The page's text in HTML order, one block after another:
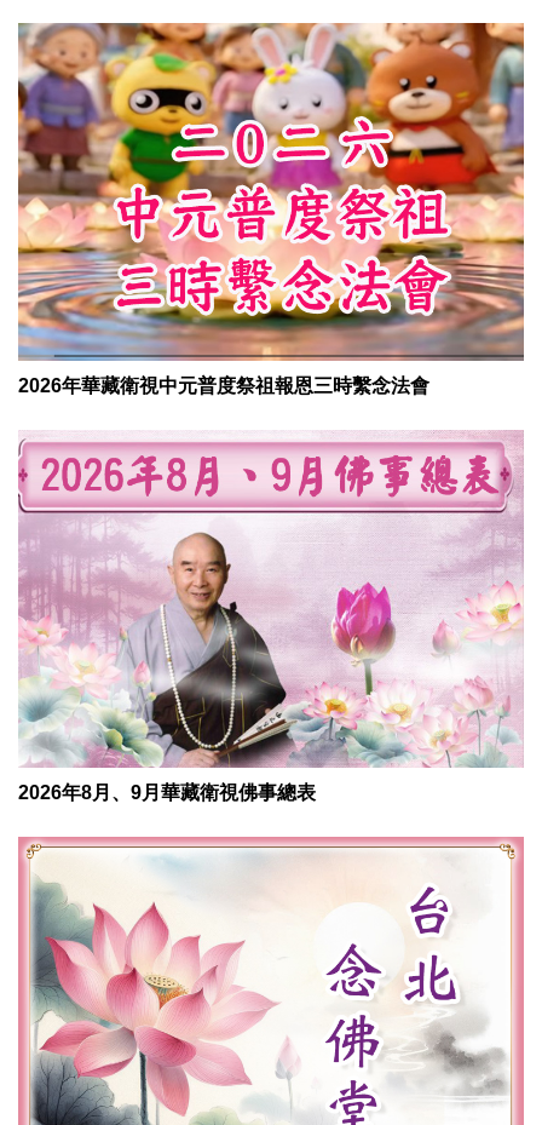
2026年華藏衛視中元普度祭祖報恩三時繫念法會
2026年8月、9月華藏衛視佛事總表